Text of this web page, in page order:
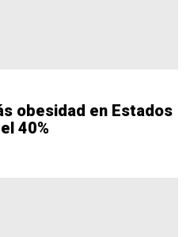
obesidad en Estados
40%